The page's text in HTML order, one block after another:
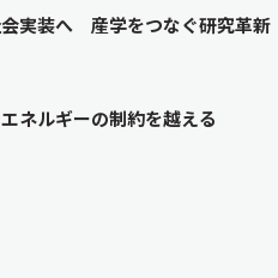
実装へ 産学をつなぐ研究革新
ネルギーの制約を越える